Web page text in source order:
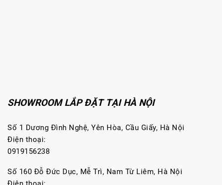
SHOWROOM LẮP ĐẶT TẠI HÀ NỘI
Số 1 Dương Đình Nghệ, Yên Hòa, Cầu Giấy, Hà Nội
Điện thoại:
0919156238
Số 160 Đỗ Đức Dục, Mễ Trì, Nam Từ Liêm, Hà Nội